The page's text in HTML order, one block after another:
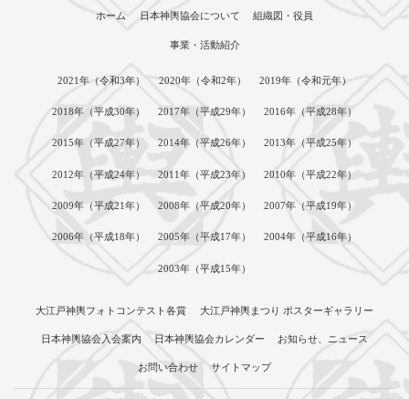
ホーム 日本神輿協会について 組織図・役員
事業・活動紹介
2021年（令和3年） 2020年（令和2年） 2019年（令和元年）
2018年（平成30年） 2017年（平成29年） 2016年（平成28年）
2015年（平成27年） 2014年（平成26年） 2013年（平成25年）
2012年（平成24年） 2011年（平成23年） 2010年（平成22年）
2009年（平成21年） 2008年（平成20年） 2007年（平成19年）
2006年（平成18年） 2005年（平成17年） 2004年（平成16年）
2003年（平成15年）
大江戸神輿フォトコンテスト各賞 大江戸神輿まつり ポスターギャラリー
日本神輿協会入会案内 日本神輿協会カレンダー お知らせ、ニュース
お問い合わせ サイトマップ